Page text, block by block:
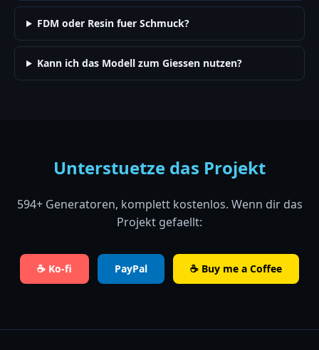
FDM oder Resin fuer Schmuck?
Kann ich das Modell zum Giessen nutzen?
Unterstuetze das Projekt
594+ Generatoren, komplett kostenlos. Wenn dir das
Projekt gefaellt:
☕ Ko-fi PayPal ☕ Buy me a Coffee